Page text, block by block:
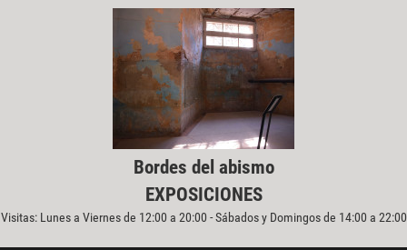
Bordes del abismo
EXPOSICIONES
Visitas: Lunes a Viernes de 12:00 a 20:00 - Sábados y Domingos de 14:00 a 22:00